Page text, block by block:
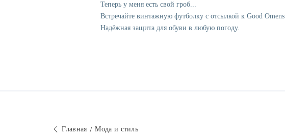
Теперь у меня есть свой гроб...
Встречайте винтажную футболку с отсылкой к Good Omens
Надёжная защита для обуви в любую погоду.
Главная Мода и стиль